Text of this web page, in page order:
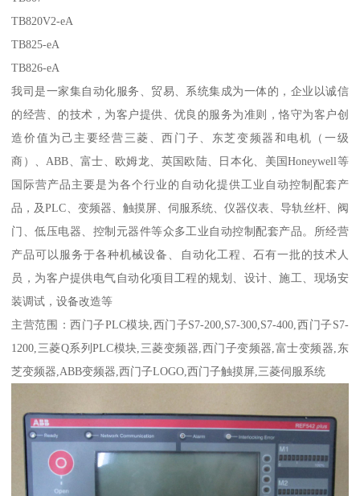
TB820V2-eA
TB825-eA
TB826-eA
我司是一家集自动化服务、贸易、系统集成为一体的，企业以诚信
的经营、的技术，为客户提供、优良的服务为准则，恪守为客户创
造价值为己主要经营三菱、西门子、东芝变频器和电机（一级
商）、ABB、富士、欧姆龙、英国欧陆、日本化、美国Honeywell等
国际营产品主要是为各个行业的自动化提供工业自动控制配套产
品，及PLC、变频器、触摸屏、伺服系统、仪器仪表、导轨丝杆、阀
门、低压电器、控制元器件等众多工业自动控制配套产品。所经营
产品可以服务于各种机械设备、自动化工程、石有一批的技术人
员，为客户提供电气自动化项目工程的规划、设计、施工、现场安
装调试，设备改造等
主营范围：西门子PLC模块,西门子S7-200,S7-300,S7-400,西门子S7-
1200,三菱Q系列PLC模块,三菱变频器,西门子变频器,富士变频器,东
芝变频器,ABB变频器,西门子LOGO,西门子触摸屏,三菱伺服系统